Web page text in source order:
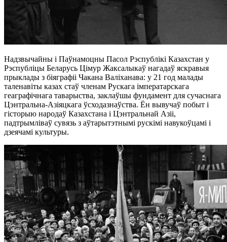
Надзвычайны і Паўнамоцны Пасол Рэспублікі Казахстан у
Рэспубліцы Беларусь Цімур Жаксалыкаў нагадаў яскравыя
прыклады з біяграфіі Чакана Валіханава: у 21 год малады
таленавіты казах стаў членам Рускага імператарскага
геаграфічнага таварыства, заклаўшы фундамент для сучаснага
Цэнтральна-Азіяцкага ўсходазнаўства. Ён вывучаў побыт і
гісторыю народаў Казахстана і Цэнтральнай Азіі,
падтрымліваў сувязь з аўтарытэтнымі рускімі навукоўцамі і
дзеячамі культуры.